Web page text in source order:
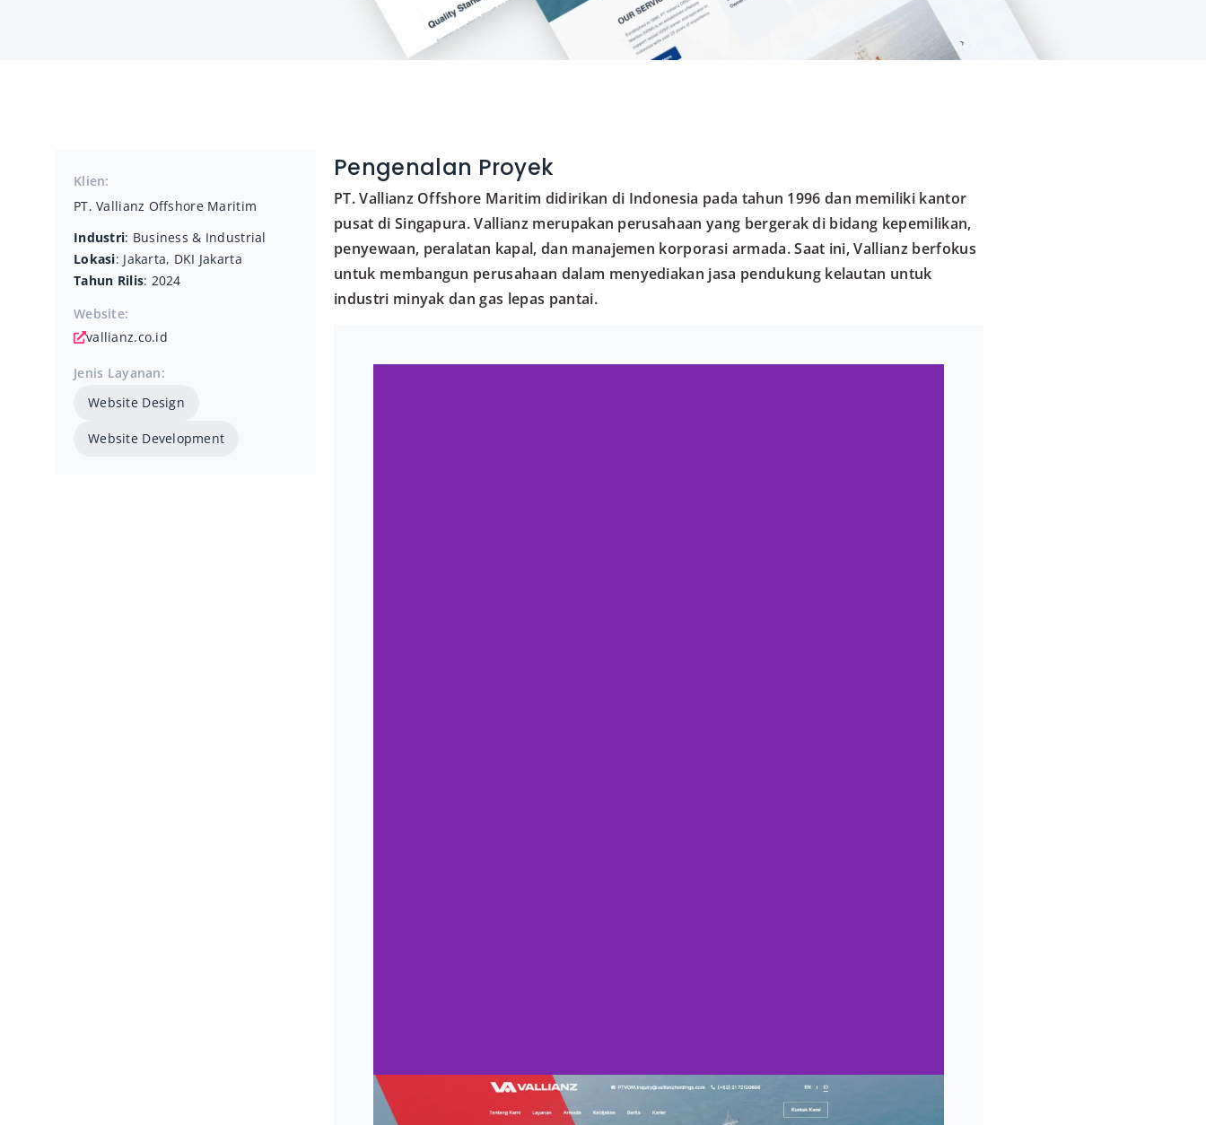
Klien:
PT. Vallianz Offshore Maritim
Industri: Business & Industrial
Lokasi: Jakarta, DKI Jakarta
Tahun Rilis: 2024
Website:
vallianz.co.id
Jenis Layanan:
Website Design
Website Development
Pengenalan Proyek
PT. Vallianz Offshore Maritim didirikan di Indonesia pada tahun 1996 dan memiliki kantor
pusat di Singapura. Vallianz merupakan perusahaan yang bergerak di bidang kepemilikan,
penyewaan, peralatan kapal, dan manajemen korporasi armada. Saat ini, Vallianz berfokus
untuk membangun perusahaan dalam menyediakan jasa pendukung kelautan untuk
industri minyak dan gas lepas pantai.